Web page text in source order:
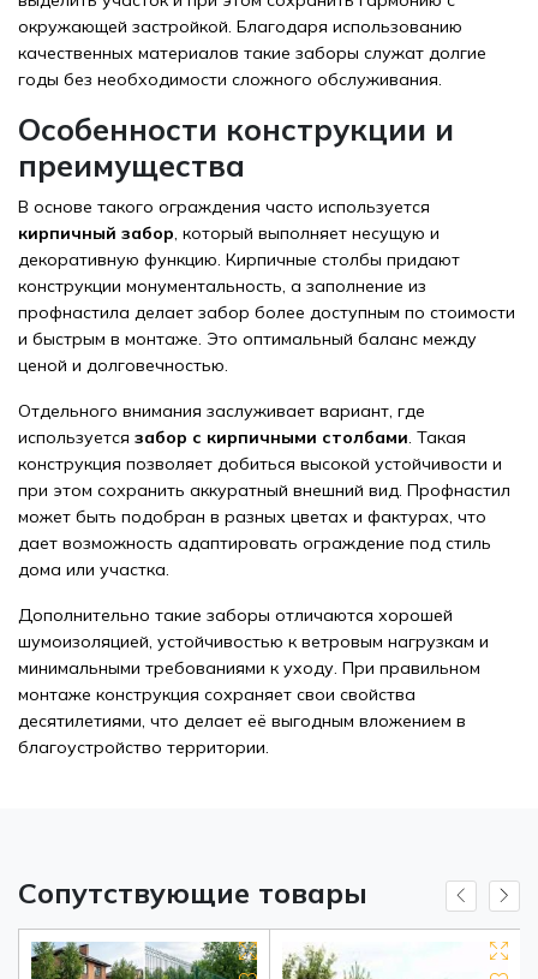
окружающей застройкой. Благодаря использованию
качественных материалов такие заборы служат долгие
годы без необходимости сложного обслуживания.
Особенности конструкции и
преимущества
В основе такого ограждения часто используется
кирпичный забор, который выполняет несущую и
декоративную функцию. Кирпичные столбы придают
конструкции монументальность, а заполнение из
профнастила делает забор более доступным по стоимости
и быстрым в монтаже. Это оптимальный баланс между
ценой и долговечностью.
Отдельного внимания заслуживает вариант, где
используется забор с кирпичными столбами. Такая
конструкция позволяет добиться высокой устойчивости и
при этом сохранить аккуратный внешний вид. Профнастил
может быть подобран в разных цветах и фактурах, что
дает возможность адаптировать ограждение под стиль
дома или участка.
Дополнительно такие заборы отличаются хорошей
шумоизоляцией, устойчивостью к ветровым нагрузкам и
минимальными требованиями к уходу. При правильном
монтаже конструкция сохраняет свои свойства
десятилетиями, что делает её выгодным вложением в
благоустройство территории.
Сопутствующие товары